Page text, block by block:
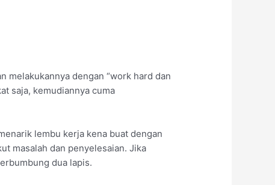
melakukannya dengan “work hard dan
saja, kemudiannya cuma
lembu kerja kena buat dengan
masalah dan penyelesaian. Jika
dua lapis.